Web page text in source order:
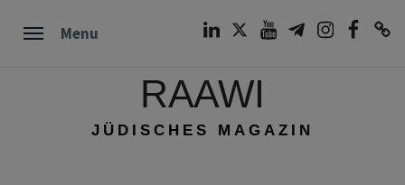
Menu
RAAWI
JÜDISCHES MAGAZIN